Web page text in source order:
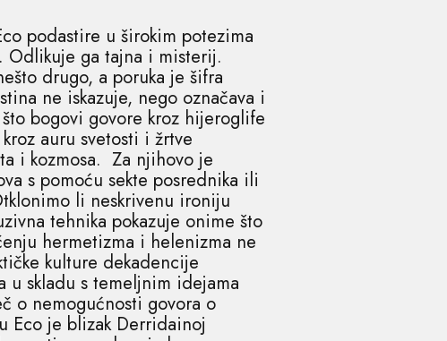
podastire u širokim potezima
Odlikuje ga tajna i misterij.
drugo, a poruka je šifra
ne iskazuje, nego označava i
bogovi govore kroz hijeroglife
auru svetosti i žrtve
i kozmosa. Za njihovo je
s pomoću sekte posrednika ili
li neskrivenu ironiju
tehnika pokazuje onime što
hermetizma i helenizma ne
kulture dekadencije
u skladu s temeljnim idejama
o nemogućnosti govora o
Eco je blizak Derridainoj